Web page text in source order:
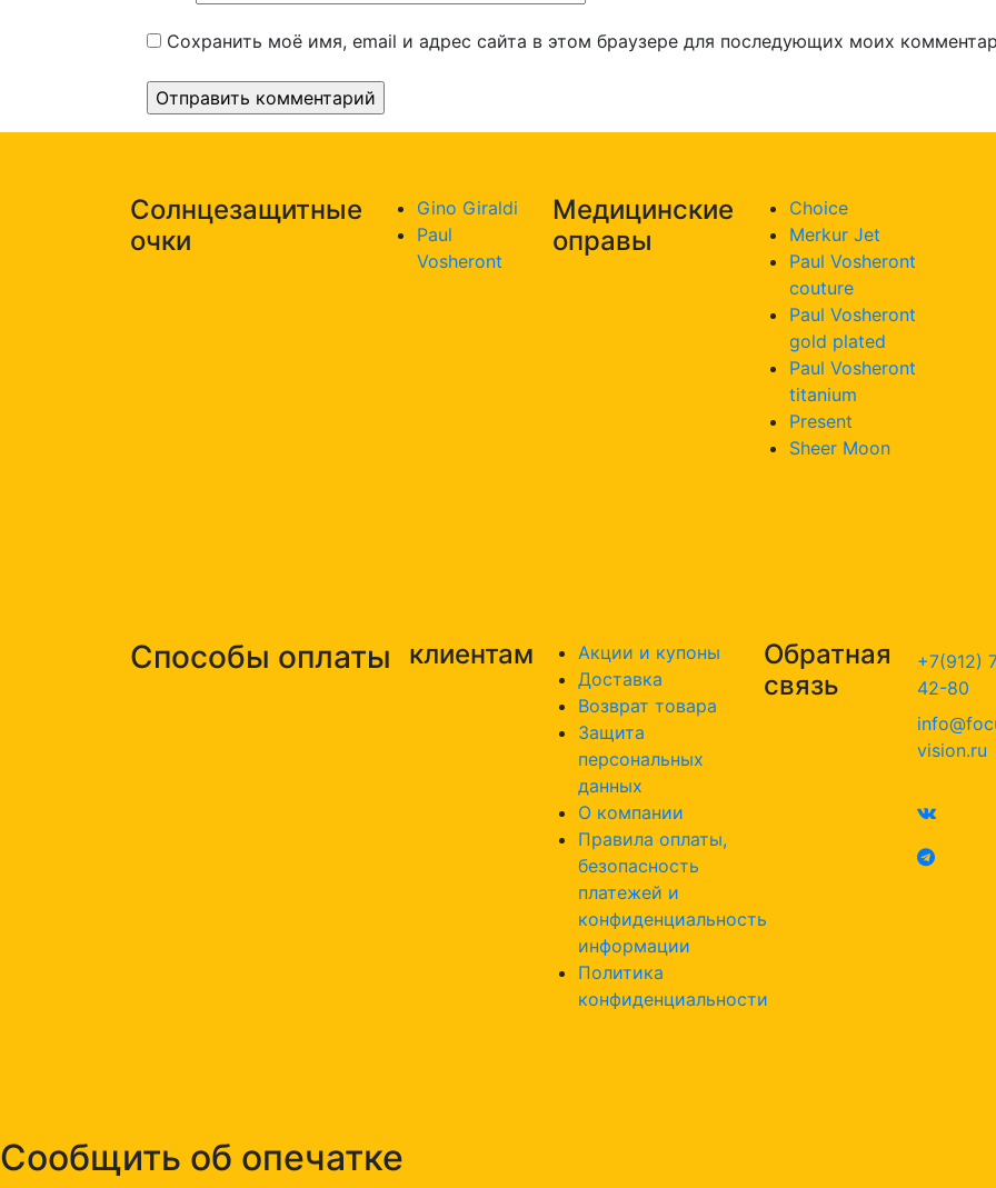
Сохранить моё имя, email и адрес сайта в этом браузере для последующих моих
Солнцезащитные
очки
Gino Giraldi
Paul
Vosheront
Медицинские
оправы
Choice
Merkur Jet
Paul Vosheront
couture
Paul Vosheront
gold plated
Paul Vosheront
titanium
Present
Sheer Moon
Способы оплаты клиентам
Акции и купоны
Доставка
Возврат товара
Защита
персональных
данных
О компании
Правила оплаты,
безопасность
платежей и
конфиденциальность
информации
Политика
конфиденциальности
Обратная
связь
+7(912)
42-80
vision.ru
Сообщить об опечатке